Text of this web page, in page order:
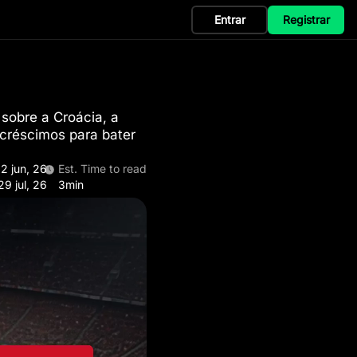
Entrar Registrar
a Croácia, a
para bater
jun, 26
jul, 26
Est. Time to read
3min